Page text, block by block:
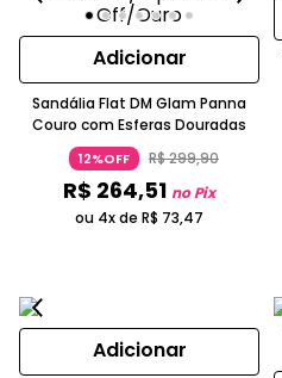
Adicionar
Sandália Flat DM Glam Panna
Couro com Esferas Douradas
12%OFF R$299,90
R$ 264,51 no Pix
ou 4x de R$ 73,47
Adicionar